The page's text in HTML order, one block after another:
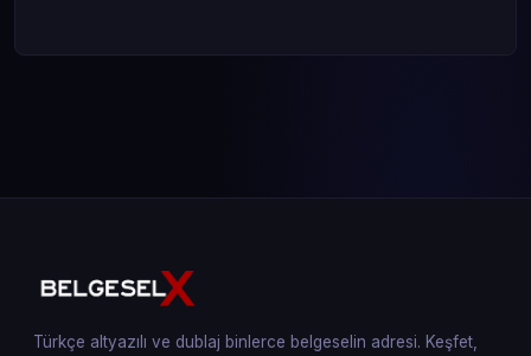
Türkçe altyazılı ve dublaj binlerce belgeselin adresi. Keşfet,